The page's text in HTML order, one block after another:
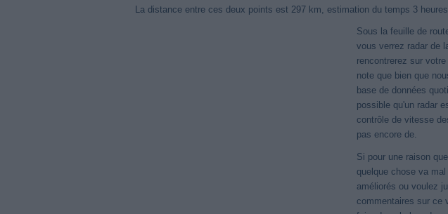
La distance entre ces deux points est 297 km, estimation du temps 3 heures
Sous la feuille de
vous verrez radar de
rencontrerez sur
note que bien que
base de données
possible qu'un radar
contrôle de vitesse
pas encore de.
Si pour une raison
quelque chose va
améliorés ou voulez
commentaires sur ce
Nouveaux
Notre système a détecté des itinéraires
mieux optimisé pour
Itinéraires"